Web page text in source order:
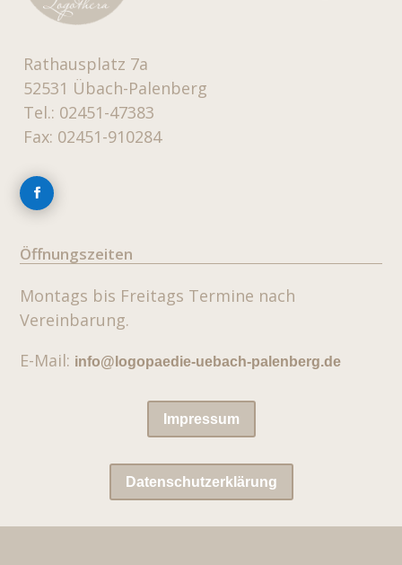
Rathausplatz 7a
52531 Übach-Palenberg
Tel.: 02451-47383
Fax: 02451-910284
Öffnungszeiten
Montags bis Freitags Termine nach
Vereinbarung.
E-Mail: info@logopaedie-uebach-palenberg.de
Impressum
Datenschutzerklärung